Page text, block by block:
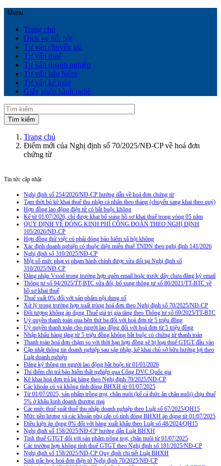
Menu
Trang chủ
Dịch vụ nổi bật
Tư vấn chuyển giá
Tư vấn thuế
Tư vấn doanh nghiệp
Tư vấn bảo hiểm
Tư vấn kế toán
Giấy phép hành nghề
Trang chủ
Điểm mới của Nghị định số 70/2025/NĐ-CP về hoá đơn
chứng từ
Tin tức cập nhật
Nghị định số 254/2026/NĐ-CP hướng dẫn về hoá đơn chứng từ
Tạm thời bỏ kê khai thuế thu nhập cá nhân theo tháng (chuyển sang khai theo quý)
Hợp đồng lao động điện tử có bắt buộc không
Kể từ 01/07/2026, chỉ được khai bổ sung hồ sơ khai thuế trong vòng 05 năm
QUY ĐỊNH VỀ ĐÓNG KINH PHÍ CÔNG ĐOÀN THEO NGHỊ ĐỊNH
105/2026/NĐ-CP
Hợp đồng thử việc có phải đóng bảo hiểm xã hội không
Xác định doanh nghiệp có thuộc diện miễn thuế TNDN theo nghị định 141/2026
Nghị định số 310/2025/NĐ-CP
Một số mức phạt vi phạm hành chính được sửa đổi tại Nghị định số
310/2025/NĐ-CP
Đăng nhập Vssid trong trường hợp quên email hoặc trước đây chưa đăng ký email
Thông tư số 94/2025/TT-BTC sửa đổi, bổ sung thông tư số 80/2021/TT-BTC về
hồ sơ khai thuế
Thuế suất 0% đối với sản phẩm nội dung số
Xử lý trong trường hợp xuất trùng hoá đơn theo Nghị định số 70/2025/NĐ-CP
Đối tượng không áp dụng Thuế giá trị gia tăng theo Thông tư số 69/2025/TT-BTC
Uỷ quyền thanh toán qua bên thứ ba đối với hoá đơn từ 5 triệu đồng
Uỷ quyền thanh toán cho người lao động đối với hoá đơn từ 5 triệu đồng
Nhập khẩu hàng tặng từ 5 triệu đồng không bắt buộc có chứng từ thanh toán
Thanh toán hoá đơn chậm so với thời hạn hợp đồng sẽ bị loại thuế GTGT đầu vào
Cập nhật thông tin doanh nghiệp sau sáp nhập, kê khai chủ sở hữu hưởng lợi theo
Luật doanh nghiệp
Đăng ký thông tin người lao động bắt buộc từ 01/01/2026
Thí điểm chi trả bảo hiểm thất nghiệp qua Cổng DVC Quốc gia
Kê khai hoá đơn trả lại hàng theo Nghị định 70/2025/NĐ-CP
Các khoản có và không tính đóng BHXH từ 01/07/2025
Từ 01/07/2025, sản phẩm trồng trọt, chăn nuôi (kể cả thức ăn chăn nuôi) chịu thuế
5% ở khâu kinh doanh thương mại
Các mức thuế suất thuế thu nhập doanh nghiệp theo Luật số 67/2025/QH15
Mức tiền lương và các khoản phụ cấp có tính đóng BHXH áp dụng từ 01/07/2025
Điều kiện áp dụng 0% đối với hàng xuất khẩu theo Luật số 48/2024/QH15
Nghị định số 158/2025/NĐ-CP hướng dẫn Luật BHXH
Tính thuế GTGT đối với sản phẩm trồng trọt, chăn nuôi từ 01/07/2025
Các trường hợp không tính thuế GTGT theo Nghị định số 181/2025/NĐ-CP
Nghị định số 158/2025/NĐ-CP Quy định chi tiết Luật BHXH
Sinh trắc học hoá đơn điện tử Nghị định 70/2025/NĐ-CP